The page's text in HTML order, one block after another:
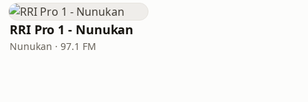
RRI Pro 1 - Nunukan
Nunukan · 97.1 FM